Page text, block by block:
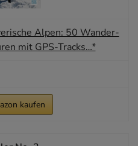
Alpen: 50 Wander-
mit GPS-Tracks…*
kaufen